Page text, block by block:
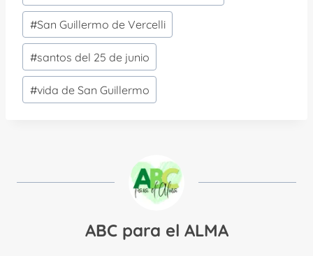
#San Guillermo de Vercelli
#santos del 25 de junio
#vida de San Guillermo
ABC para el ALMA